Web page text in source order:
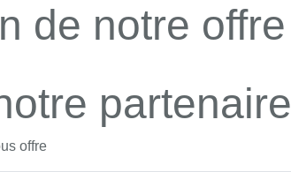
de notre offre
partenaire
offre